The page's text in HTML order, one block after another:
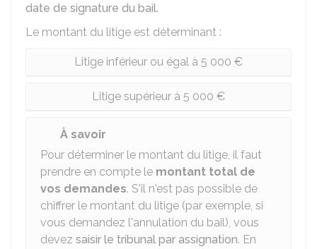
date de signature du bail.
Le montant du litige est déterminant :
Litige inférieur ou égal à 5 000 €
Litige supérieur à 5 000 €
À savoir
Pour déterminer le montant du litige, il faut
prendre en compte le montant total de
vos demandes. S'il n'est pas possible de
chiffrer le montant du litige (par exemple, si
vous demandez l'annulation du bail), vous
devez saisir le tribunal par assignation. En